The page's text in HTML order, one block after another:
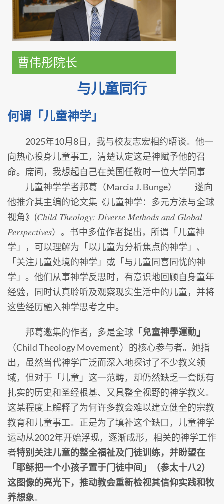
曹伟彤院长
与儿童同行
何谓「儿童神学」
2025年10月8日，我与校友志宏相约晤谈。他一
向热心投身儿童事工，清楚认定这是神赋予他的召
命。席间，我想起自己在美国任教时一位大学同事
――儿童神学学者邦葛（Marcia J. Bunge）――遂向
他推介其主编的论文集《儿童神学：多元方法与全球
视角》(Child Theology: Diverse Methods and Global
Perspectives）。书中多位作者提出，所谓「儿童神
学」，可以理解为「以儿童为分析焦点的神学」、
「关注儿童处境的神学」或「与儿童同喜同忧的神
学」。他们从事神学反思时，有意识地回顾自身童年
经验，同时认真聆听及观察现实生活中的儿童，并将
这些经历融入神学思考之中。
邦葛邀集的作者，多是全球 「兒童神學運動」
（Child Theology Movement）的核心参与者。她指
出，虽然当代神学广泛而深入地探讨了不少教义领
域，但对于「儿童」这一范畴，却仍然缺乏一套既有
扎实的历史和圣经根基、又具整全视野的神学教义。
这某程度上解释了为何许多教会难以建立健全的宗教
教育和儿童事工。正是为了填补这个缺口，儿童神学
运动从2002年开始浮现，逐渐成形，相关的神学工作
者特别关注儿童的整全福祉及门徒训练，并盼望在
「耶稣把一个小孩子置于门徒中间」（参太十八2）
这图像的亮光下，推动教会重新检视其信仰实践和牧
养想象。